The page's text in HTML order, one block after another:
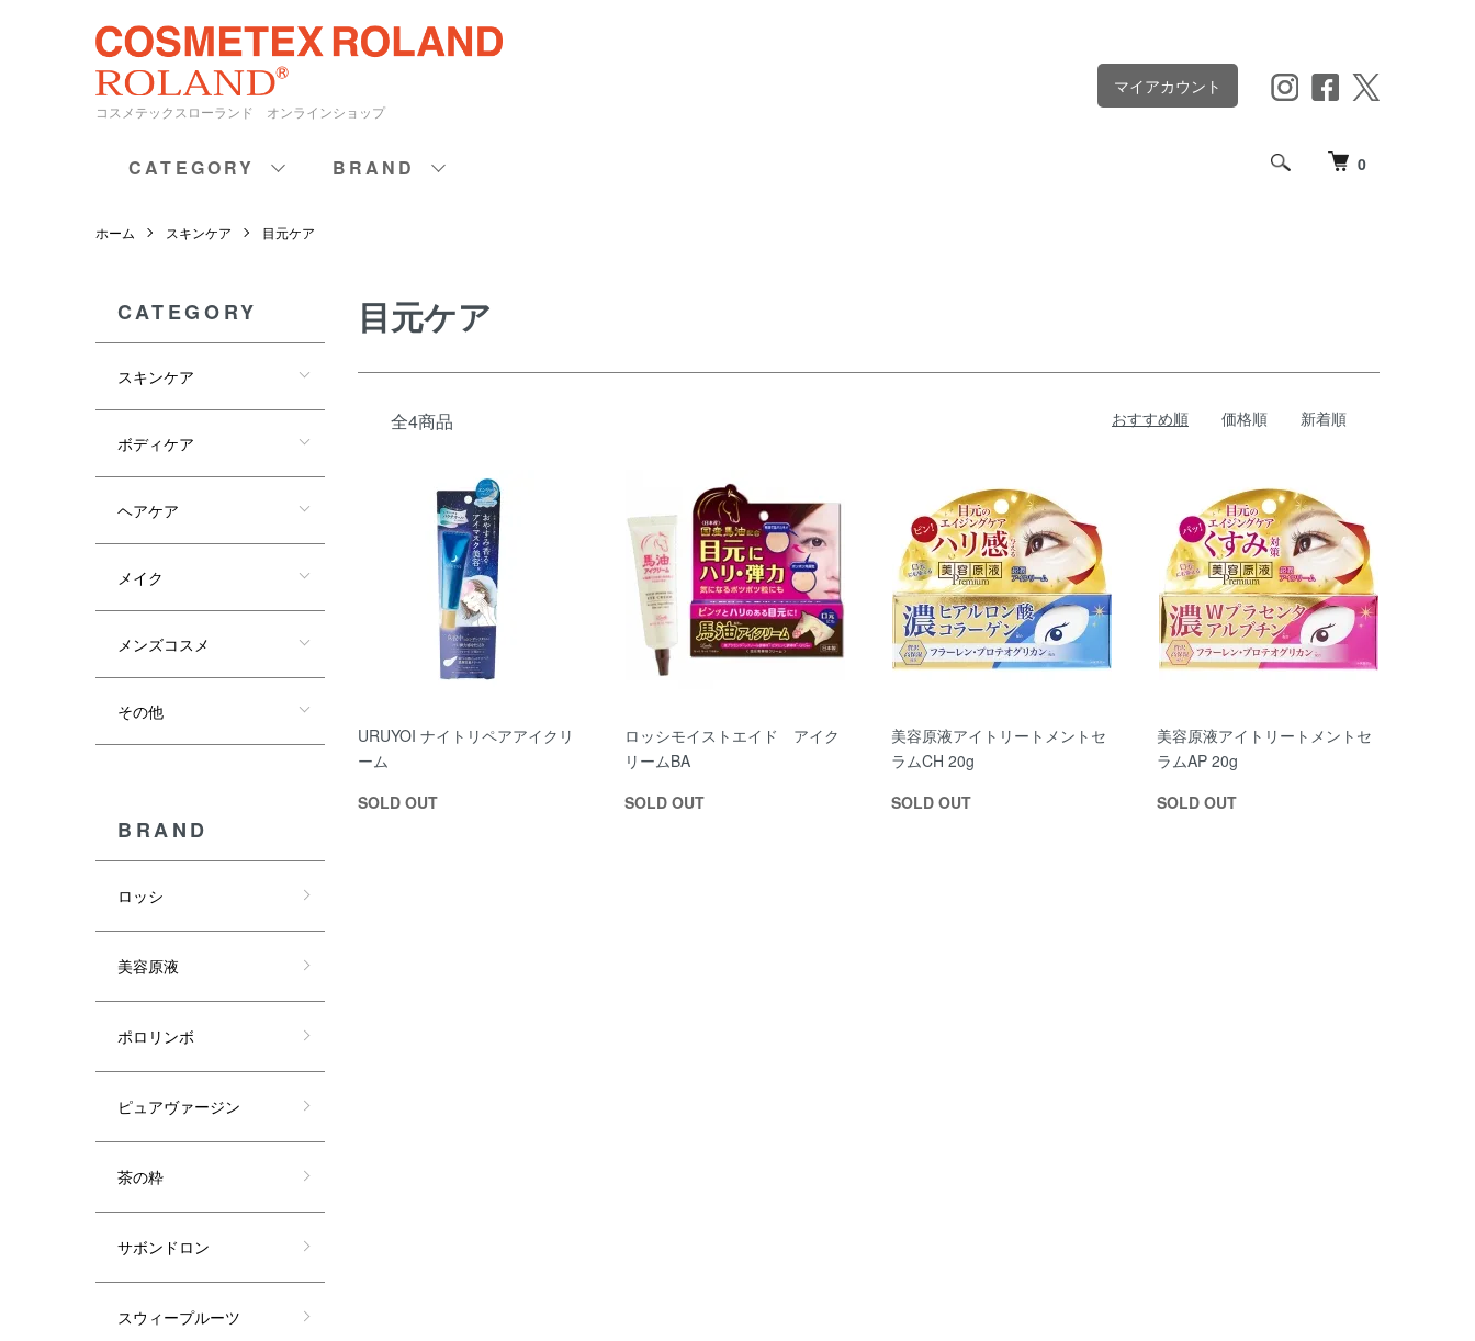
コスメテックスローランド オンラインショップ
0
CATEGORY BRAND
マイアカウント
ホーム スキンケア 目元ケア
目元ケア
全4商品 おすすめ順 価格順 新着順
URUYOI ナイトリペアアイクリ
ーム
SOLD OUT
ロッシモイストエイド アイク
リームBA
SOLD OUT
美容原液アイトリートメントセ
ラムCH 20g
SOLD OUT
美容原液アイトリートメントセ
ラムAP 20g
SOLD OUT
CATEGORY
スキンケア
ボディケア
ヘアケア
メイク
メンズコスメ
その他
BRAND
ロッシ
美容原液
ポロリンボ
ピュアヴァージン
茶の粋
サボンドロン
スウィープルーツ